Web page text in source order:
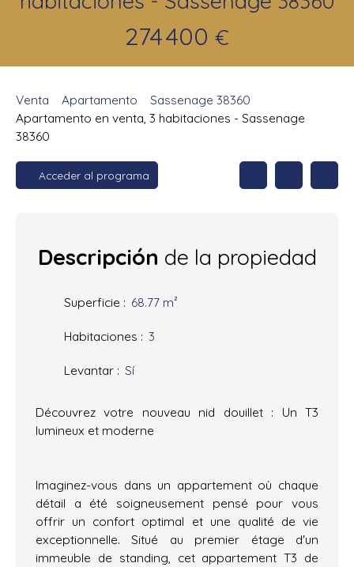
274 400 €
Venta Apartamento
Sassenage 38360
Apartamento en venta, 3 habitaciones - Sassenage
38360
Acceder al programa
Descripción de la propiedad
Superficie : 68.77 m²
Habitaciones : 3
Levantar : Sí
Découvrez votre nouveau nid douillet : Un T3
lumineux et moderne
Imaginez-vous dans un appartement où chaque
détail a été soigneusement pensé pour vous
offrir un confort optimal et une qualité de vie
exceptionnelle. Situé au premier étage d'un
immeuble de standing, cet appartement T3 de